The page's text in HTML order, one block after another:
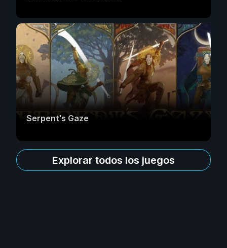
Serpent's Gaze
Explorar todos los juegos